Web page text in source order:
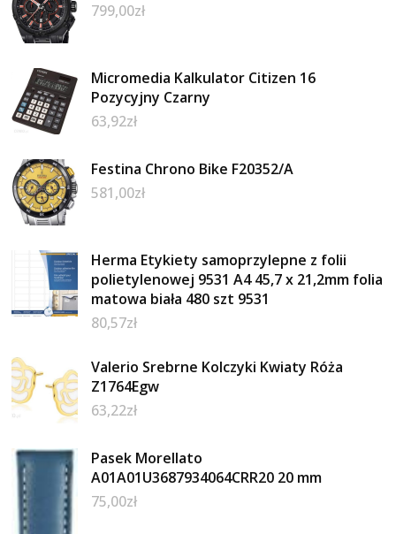
799,00zł
Micromedia Kalkulator Citizen 16
Pozycyjny Czarny
63,92zł
Festina Chrono Bike F20352/A
581,00zł
Herma Etykiety samoprzylepne z folii
polietylenowej 9531 A4 45,7 x 21,2mm folia
matowa biała 480 szt 9531
80,57zł
Valerio Srebrne Kolczyki Kwiaty Róża
Z1764Egw
63,22zł
Pasek Morellato
A01A01U3687934064CRR20 20 mm
75,00zł